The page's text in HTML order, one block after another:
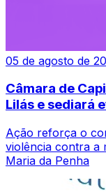
05 de agosto de
Câmara de
Lilás e sediará
Ação reforça o
violência contra a
Maria da Penha